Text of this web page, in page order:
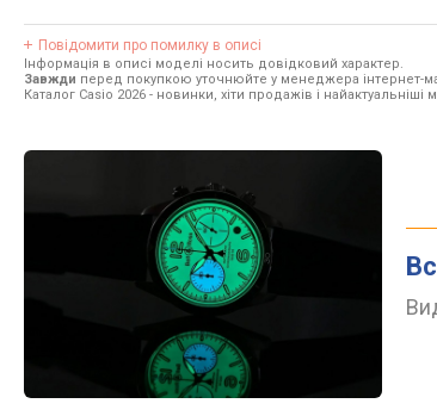
Повідомити про помилку в описі
Інформація в описі моделі носить довідковий характер.
Завжди перед покупкою уточнюйте у менеджера інтернет-
Каталог Casio 2026 - новинки, хіти продажів і найактуальніші